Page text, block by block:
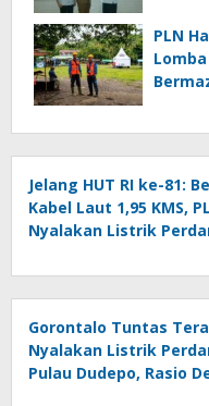
PLN
Jelang HUT RI ke-81:
Kabel Laut 1,95 KMS,
Nyalakan Listrik
100 Persen Rasio
Provinsi Gorontalo
Gorontalo Tuntas
Nyalakan Listrik
Pulau Dudepo, Rasio